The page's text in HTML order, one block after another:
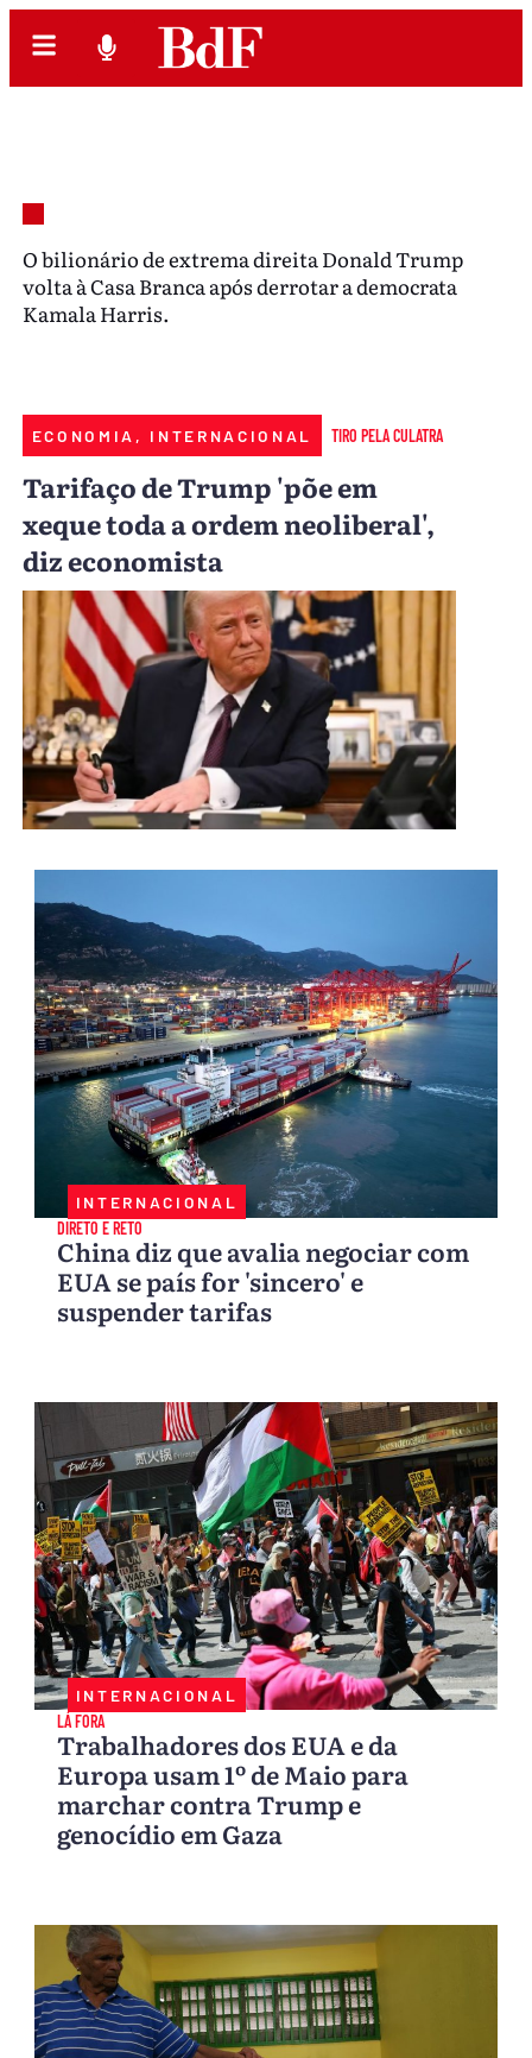
O bilionário de extrema direita Donald Trump
volta à Casa Branca após derrotar a democrata
Kamala Harris.
ECONOMIA , INTERNACIONAL TIRO PELA CULATRA
Tarifaço de Trump 'põe em
xeque toda a ordem neoliberal',
diz economista
INTERNACIONAL
DIRETO E RETO
China diz que avalia negociar com
EUA se país for 'sincero' e
suspender tarifas
INTERNACIONAL
LÁ FORA
Trabalhadores dos EUA e da
Europa usam 1º de Maio para
marchar contra Trump e
genocídio em Gaza